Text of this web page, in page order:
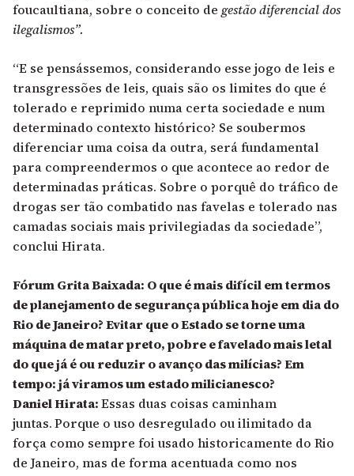
foucaultiana, sobre o conceito de gestão diferencial dos
ilegalismos”.
“E se pensássemos, considerando esse jogo de leis e
transgressões de leis, quais são os limites do que é
tolerado e reprimido numa certa sociedade e num
determinado contexto histórico? Se soubermos
diferenciar uma coisa da outra, será fundamental
para compreendermos o que acontece ao redor de
determinadas práticas. Sobre o porquê do tráfico de
drogas ser tão combatido nas favelas e tolerado nas
camadas sociais mais privilegiadas da sociedade”,
conclui Hirata.
Fórum Grita Baixada: O que é mais difícil em termos
de planejamento de segurança pública hoje em dia do
Rio de Janeiro? Evitar que o Estado se torne uma
máquina de matar preto, pobre e favelado mais letal
do que já é ou reduzir o avanço das milícias? Em
tempo: já viramos um estado milicianesco?
Daniel Hirata:Essas duas coisas caminham
juntas.Porque o uso desregulado ou ilimitado da
força como sempre foi usado historicamente do Rio
de Janeiro, mas de forma acentuada como nos